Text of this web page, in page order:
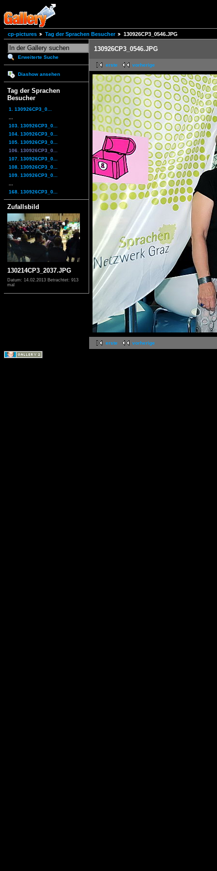
cp-pictures Tag der Sprachen Besucher 130926CP3_0546.JPG
Erweiterte Suche
Diashow ansehen
Tag der Sprachen
Besucher
1. 130926CP3_0...
103. 130926CP3_0...
104. 130926CP3_0...
105. 130926CP3_0...
106. 130926CP3_0...
107. 130926CP3_0...
108. 130926CP3_0...
109. 130926CP3_0...
168. 130926CP3_0...
Zufallsbild
130214CP3_2037.JPG
Datum: 14.02.2013 Betrachtet: 913
mal
130926CP3_0546.JPG
erste vorherige
erste vorherige